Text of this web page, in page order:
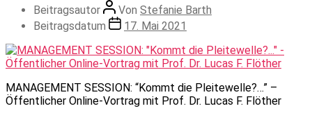
Beitragsautor Von Stefanie Barth
Beitragsdatum
17. Mai 2021
MANAGEMENT SESSION: “Kommt die Pleitewelle?…” –
Öffentlicher Online-Vortrag mit Prof. Dr. Lucas F. Flöther